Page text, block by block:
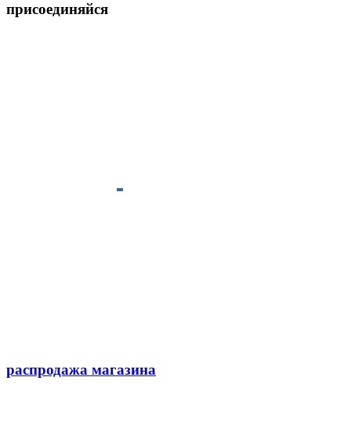
присоединяйся
распродажа магазина